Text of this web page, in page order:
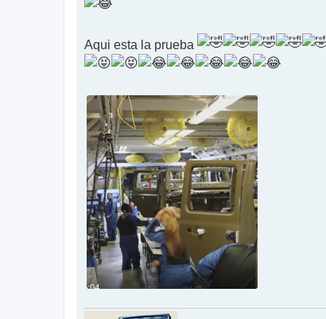
Aqui esta la prueba